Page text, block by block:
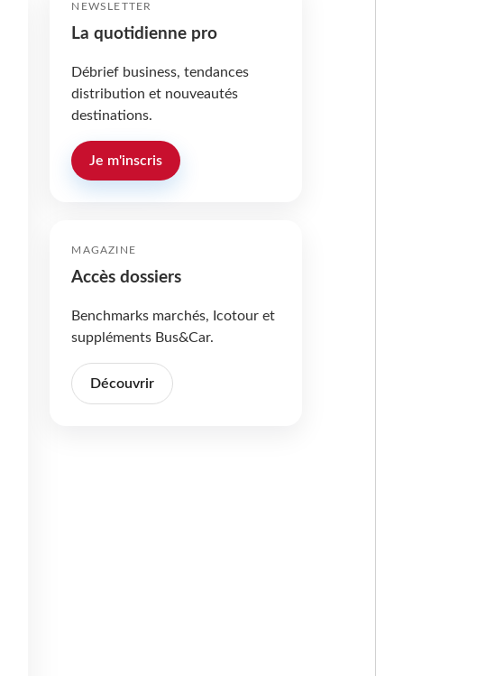
NEWSLETTER
La quotidienne pro
Débrief business, tendances
distribution et nouveautés
destinations.
Je m'inscris
MAGAZINE
Accès dossiers
Benchmarks marchés, Icotour et
suppléments Bus&Car.
Découvrir